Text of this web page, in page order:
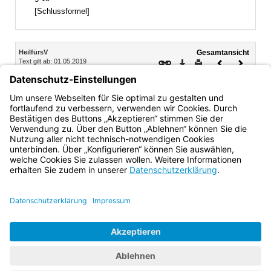
[Schlussformel]
Inhalt
HeilfürsV
Text gilt ab: 01.05.2019
Gesamtansicht
Download
DruckenVorheriges
§ 9
Die Aufwendungen der freien Heilfürsorge trägt der Freistaat
Bayern.
Bayern.de
BayernPortal
Impressum